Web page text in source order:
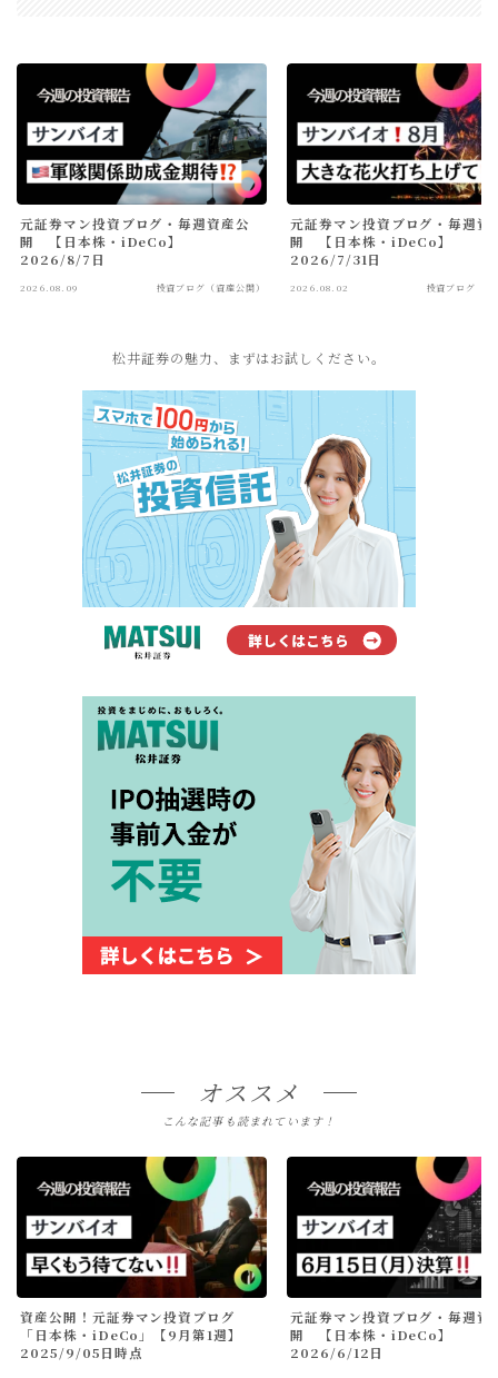
元証券マン投資ブログ・毎週資産公
開 【日本株・iDeCo】
2026/8/7日
2026.08.09 投資ブログ（資産公開）
元証券マン投資ブログ・毎週資
開 【日本株・iDeCo】
2026/7/31日
2026.08.02 投資ブログ（
松井証券の魅力、まずはお試しください。
オススメ
こんな記事も読まれています！
資産公開！元証券マン投資ブログ
「日本株・iDeCo」【9月第1週】
2025/9/05日時点
元証券マン投資ブログ・毎週資
開 【日本株・iDeCo】
2026/6/12日